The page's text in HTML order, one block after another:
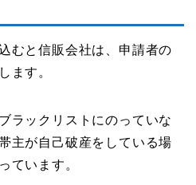
むと信販会社は、申請者の
ます。
ラックリストにのっていな
主が自己破産をしている場
ています。